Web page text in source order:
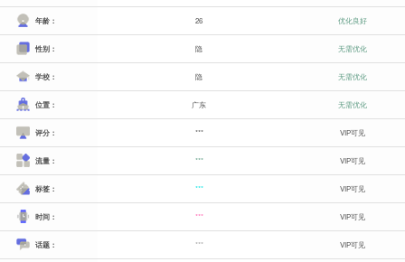
年龄： 26 优化良好
性别： 隐 无需优化
学校： 隐 无需优化
位置： 广东 无需优化
评分： *** VIP可见
流量： *** VIP可见
标签： *** VIP可见
时间： *** VIP可见
话题： *** VIP可见